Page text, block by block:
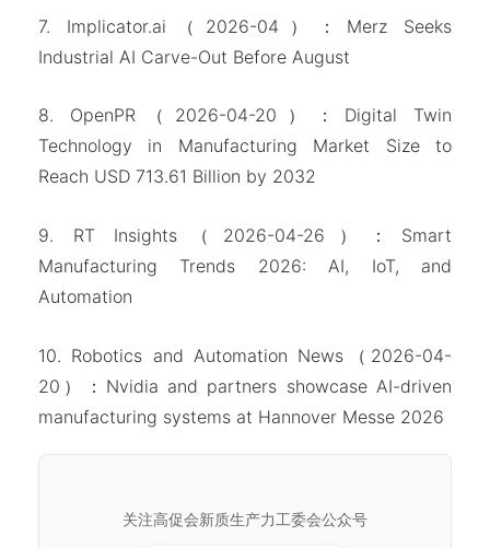
7. Implicator.ai（2026-04）：Merz Seeks
Industrial AI Carve-Out Before August
8. OpenPR（2026-04-20）：Digital Twin
Technology in Manufacturing Market Size to
Reach USD 713.61 Billion by 2032
9. RT Insights（2026-04-26）：Smart
Manufacturing Trends 2026: AI, IoT, and
Automation
10. Robotics and Automation News（2026-04-
20）：Nvidia and partners showcase AI-driven
manufacturing systems at Hannover Messe 2026
关注高促会新质生产力工委会公众号